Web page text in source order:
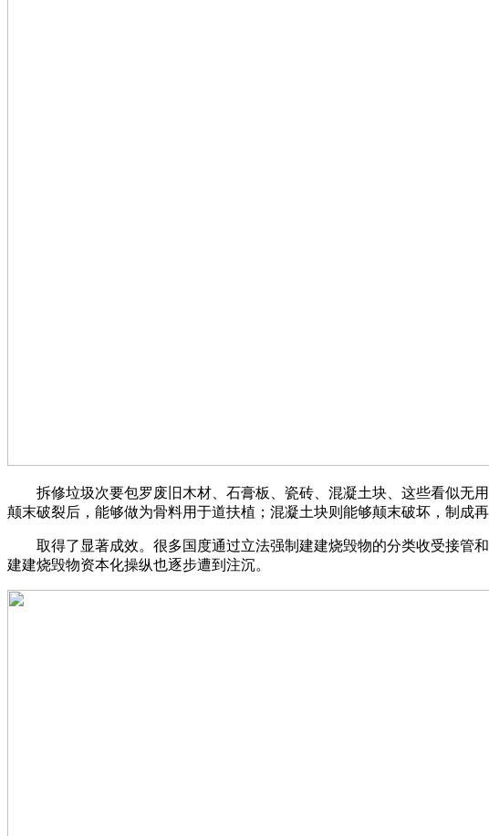
拆修垃圾次要包罗废旧木材、石膏板、瓷砖、混凝土块、这些看似无
颠末破裂后，能够做为骨料用于道扶植；混凝土块则能够颠末破坏，制成
取得了显著成效。很多国度通过立法强制建建烧毁物的分类收受接管和
建建烧毁物资本化操纵也逐步遭到注沉。